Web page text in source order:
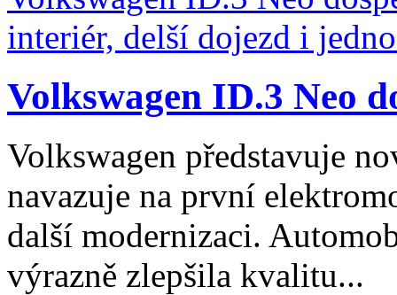
Volkswagen ID.3 Neo
Volkswagen představuje
navazuje na první
další modernizaci.
výrazně zlepšila kvalitu...